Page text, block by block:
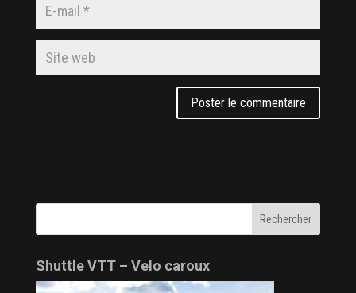
Shuttle VTT – Velo caroux